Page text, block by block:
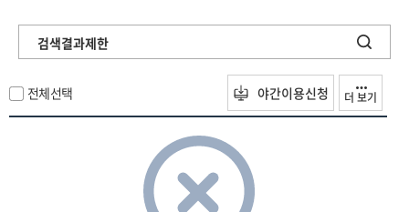
검색결과제한
전체선택 야간이용신청 더 보기